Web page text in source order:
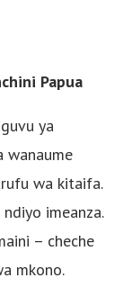
Papua
ya
wanaume
wa kitaifa.
imeanza.
– cheche
mkono.